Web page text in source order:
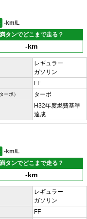
-km/L
満タンでどこまで走る？
-km
レギュラー
ガソリン
FF
ーボ） ターボ
H32年度燃費基準
達成
-km/L
満タンでどこまで走る？
-km
レギュラー
ガソリン
FF